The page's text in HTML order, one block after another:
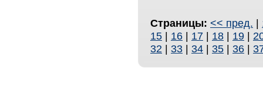
Страницы: << пред. |
15 | 16 | 17 | 18 | 19 |
32 | 33 | 34 | 35 | 36 |